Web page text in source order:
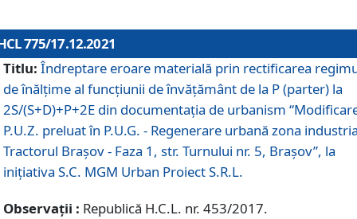
775/17.12.2021
Titlu: Îndreptare eroare materială prin rectificarea
de înălţime al funcţiunii de învăţământ de la P (parter) la
2S/(S+D)+P+2E din documentaţia de urbanism
P.U.Z. preluat în P.U.G. - Regenerare urbană zona
Tractorul Braşov - Faza 1, str. Turnului nr. 5, Braşov”, la
iniţiativa S.C. MGM Urban Proiect S.R.L.
Observații : Republică H.C.L. nr. 453/2017.